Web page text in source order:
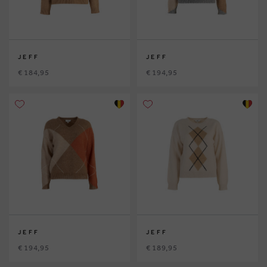
JEFF
€ 184,95
JEFF
€ 194,95
JEFF
€ 194,95
JEFF
€ 189,95